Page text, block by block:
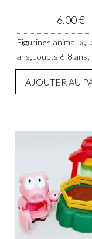
6,00€
Figurines animaux
ans Jouets 6-8 ans
AJOUTER AU